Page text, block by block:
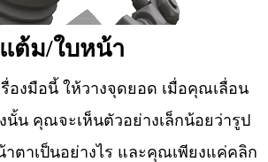
ต้ม/ใบหน้า
องมือนี้ ให้วางจุดยอด เมื่อคุณเลื่อน
นั้น คุณจะเห็นตัวอย่างเล็กน้อยว่ารูป
ตาเป็นอย่างไร และคุณเพียงแค่คลิก